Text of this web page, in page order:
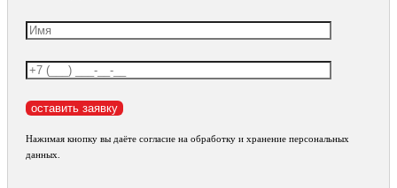
Нажимая кнопку вы даёте согласие на обработку и хранение персональных
данных.